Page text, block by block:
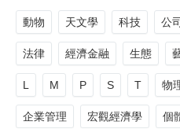
動物 天文學 科技 公
法律 經濟金融 生態
L M P S T 物
企業管理 宏觀經濟學 個